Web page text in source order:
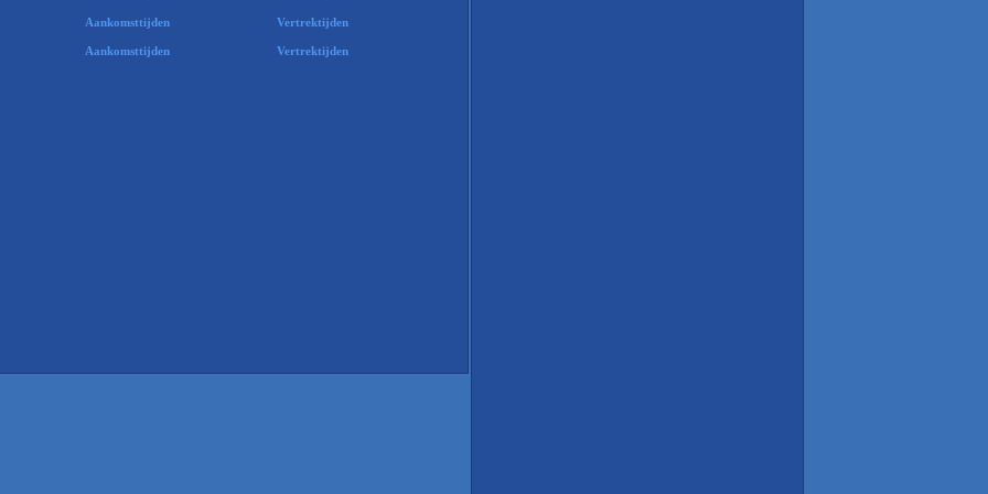
Aankomsttijden Vertrektijden
Aankomsttijden Vertrektijden